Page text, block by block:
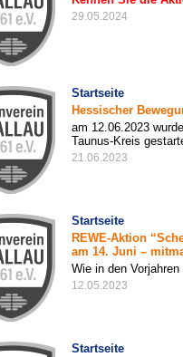
29.05.2024
Startseite
Hessischer
am 12.06.2023
Taunus-Kreis
21.06.2023
Startseite
REWE-Aktion
am 14. Juni –
Wie in den
12.05.2023
Startseite